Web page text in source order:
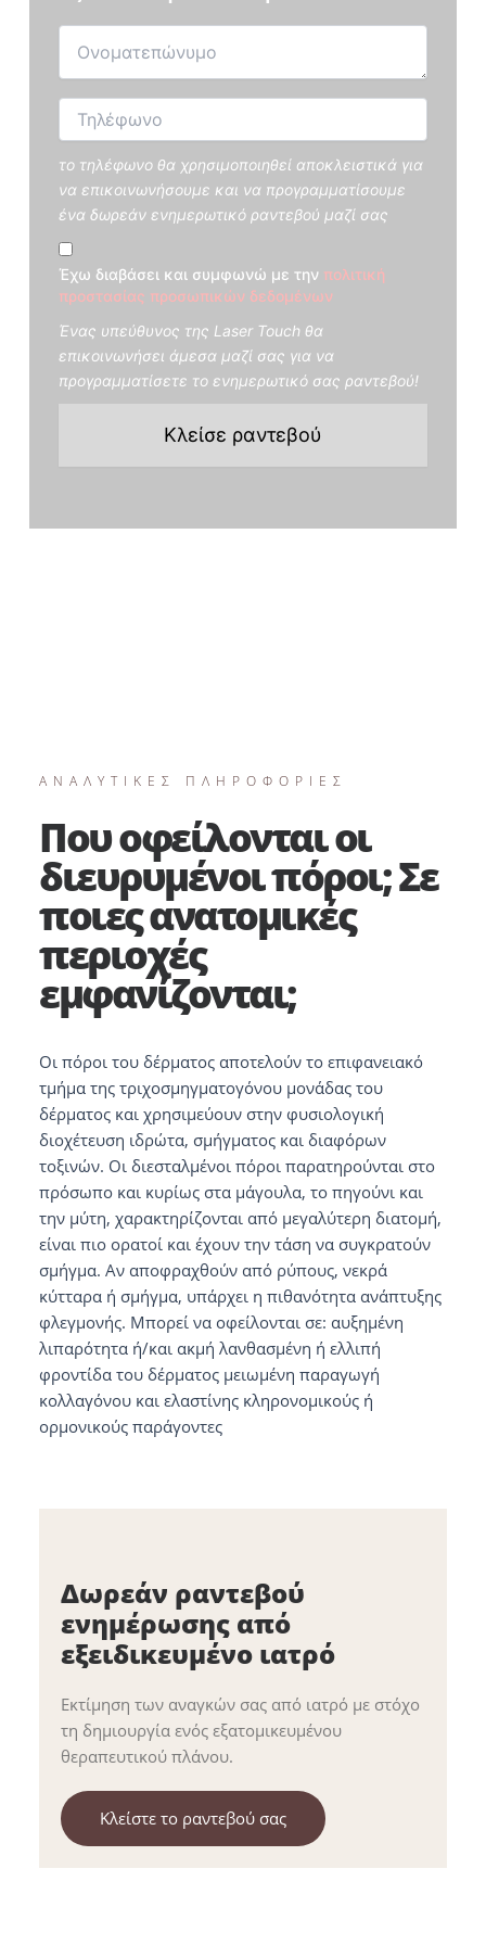
το τηλέφωνο θα χρησιμοποιηθεί αποκλειστικά για
να επικοινωνήσουμε και να προγραμματίσουμε
ένα δωρεάν ενημερωτικό ραντεβού μαζί σας
Έχω διαβάσει και συμφωνώ με την πολιτική
προστασίας προσωπικών δεδομένων
Ένας υπεύθυνος της Laser Touch θα
επικοινωνήσει άμεσα μαζί σας για να
προγραμματίσετε το ενημερωτικό σας ραντεβού!
Κλείσε ραντεβού
ΑΝΑΛΥΤΙΚΕΣ ΠΛΗΡΟΦΟΡΙΕΣ
Που οφείλονται οι
διευρυμένοι πόροι; Σε
ποιες ανατομικές
περιοχές
εμφανίζονται;
Οι πόροι του δέρματος αποτελούν το επιφανειακό
τμήμα της τριχοσμηγματογόνου μονάδας του
δέρματος και χρησιμεύουν στην φυσιολογική
διοχέτευση ιδρώτα, σμήγματος και διαφόρων
τοξινών. Οι διεσταλμένοι πόροι παρατηρούνται στο
πρόσωπο και κυρίως στα μάγουλα, το πηγούνι και
την μύτη, χαρακτηρίζονται από μεγαλύτερη διατομή,
είναι πιο ορατοί και έχουν την τάση να συγκρατούν
σμήγμα. Αν αποφραχθούν από ρύπους, νεκρά
κύτταρα ή σμήγμα, υπάρχει η πιθανότητα ανάπτυξης
φλεγμονής. Μπορεί να οφείλονται σε: αυξημένη
λιπαρότητα ή/και ακμή λανθασμένη ή ελλιπή
φροντίδα του δέρματος μειωμένη παραγωγή
κολλαγόνου και ελαστίνης κληρονομικούς ή
ορμονικούς παράγοντες
Δωρεάν ραντεβού
ενημέρωσης από
εξειδικευμένο ιατρό
Εκτίμηση των αναγκών σας από ιατρό με στόχο
τη δημιουργία ενός εξατομικευμένου
θεραπευτικού πλάνου.
Κλείστε το ραντεβού σας